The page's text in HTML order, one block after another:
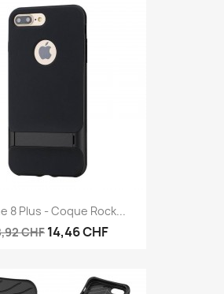
8 Plus - Coque Rock...
CHF 14,46 CHF